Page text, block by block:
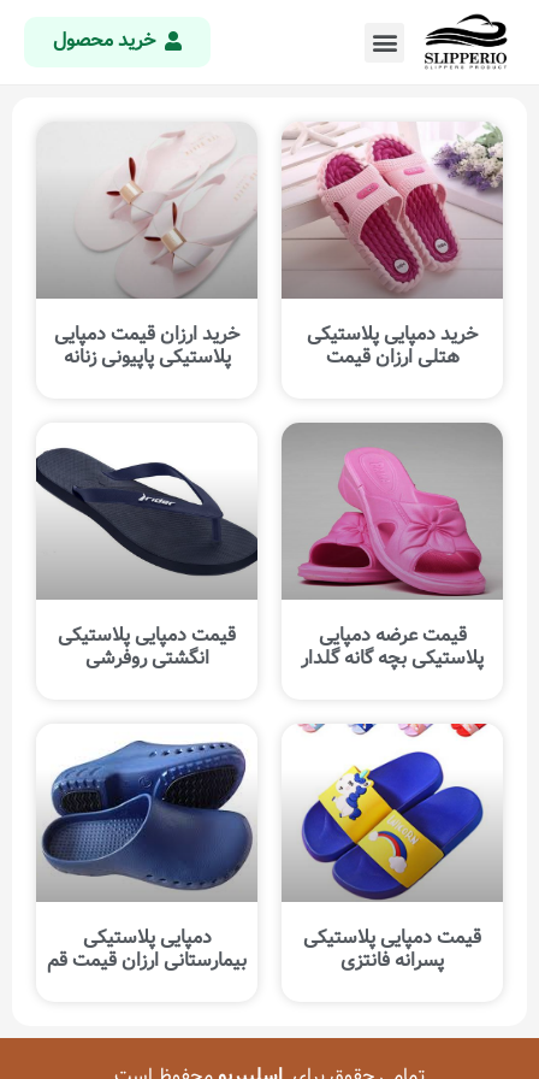
خرید محصول
خرید دمپایی پلاستیکی
هتلی ارزان قیمت
خرید ارزان قیمت دمپایی
پلاستیکی پاپیونی زنانه
قیمت عرضه دمپایی
پلاستیکی بچه گانه گلدار
قیمت دمپایی پلاستیکی
انگشتی روفرشی
قیمت دمپایی پلاستیکی
پسرانه فانتزی
دمپایی پلاستیکی
بیمارستانی ارزان قیمت قم